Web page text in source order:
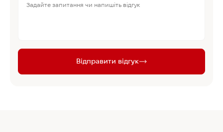
Відправити відгук